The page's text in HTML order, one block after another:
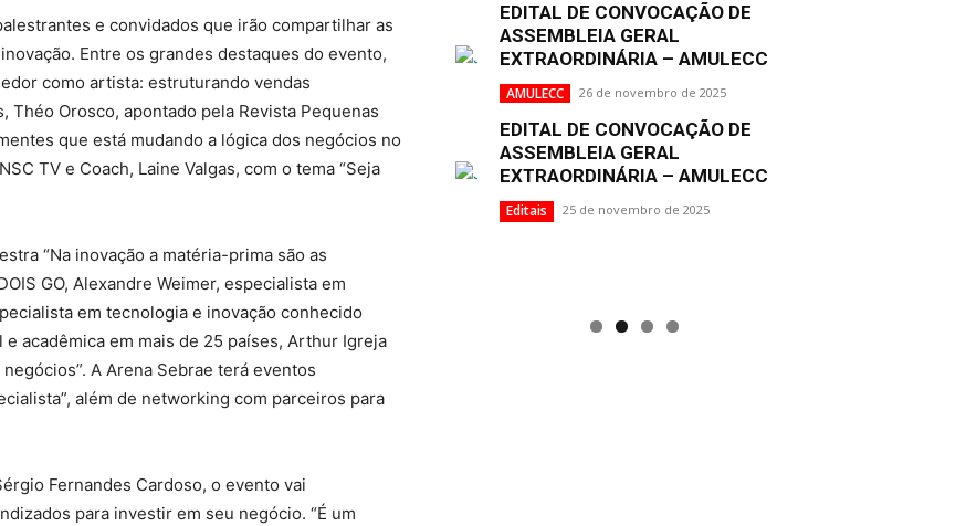
e convidados que irão compartilhar as
Entre os grandes destaques do evento,
como artista: estruturando vendas
Théo Orosco, apontado pela Revista Pequenas
que está mudando a lógica dos negócios no
TV e Coach, Laine Valgas, com o tema “Seja
“Na inovação a matéria-prima são as
GO, Alexandre Weimer, especialista em
em tecnologia e inovação conhecido
acadêmica em mais de 25 países, Arthur Igreja
A Arena Sebrae terá eventos
além de networking com parceiros para
Fernandes Cardoso, o evento vai
para investir em seu negócio. “É um
EDITAL DE CONVOCAÇÃO DE
ASSEMBLEIA GERAL
EXTRAORDINÁRIA – AMULECC
AMULECC 26 de novembro de 2025
EDITAL DE CONVOCAÇÃO DE
ASSEMBLEIA GERAL
EXTRAORDINÁRIA – AMULECC
Editais 25 de novembro de 2025